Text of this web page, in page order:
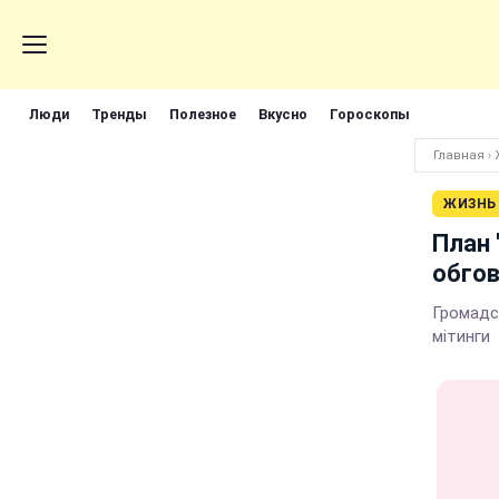
Люди Тренды Полезное Вкусно Гороскопы
Главная ›
ЖИЗНЬ
План
мітинги